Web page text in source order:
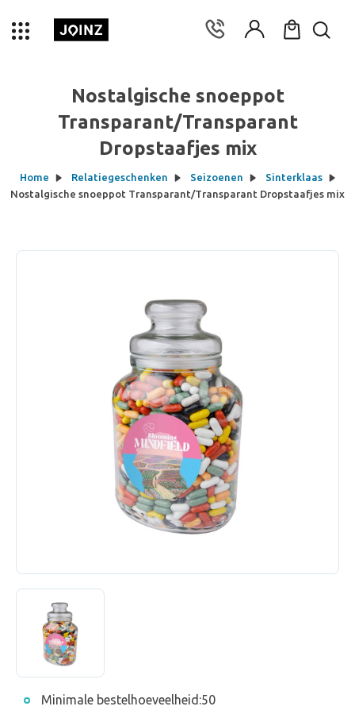
Nostalgische snoeppot
Transparant/Transparant
Dropstaafjes mix
Home Relatiegeschenken Seizoenen
Sinterklaas
Nostalgische snoeppot Transparant/Transparant Dropstaafjes mix
Minimale bestelhoeveelheid:50